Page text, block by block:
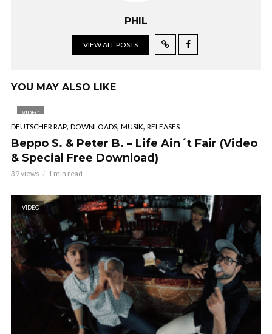
PHIL
VIEW ALL POSTS
YOU MAY ALSO LIKE
VIDEO
DEUTSCHER RAP, DOWNLOADS, MUSIK, RELEASES
Beppo S. & Peter B. – Life Ain´t Fair (Video
& Special Free Download)
39 views 1 min read
VIDEO